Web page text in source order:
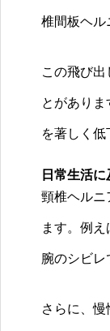
椎間板ヘル
この飛び
とがあり
を著しく低
日常生活
頸椎ヘルニ
ます。例
腕のシビ
さらに、